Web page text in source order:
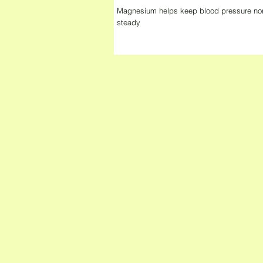
Magnesium helps keep blood pressure
steady